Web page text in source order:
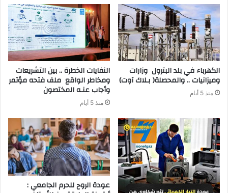
‬وميزانيات‭ .. ‬والمحصلة‭ )‬بـلاك‭ ‬آوت)
منذ 5 أيام ‬وأجاب‭ ‬عنـه‭ ‬المختصون
منذ 5 أيام
عودة الروح للحرم الجامعي :